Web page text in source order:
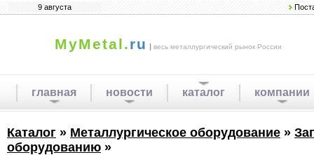
9 августа
MyMetal.ru | весь металлургический рынок России
главная новости каталог компании
Каталог » Металлургическое оборудование »
оборудованию »